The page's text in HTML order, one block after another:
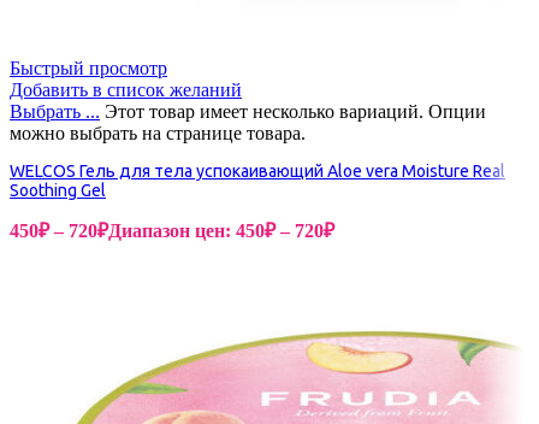
Быстрый просмотр
Добавить в список желаний
Выбрать ... Этот товар имеет несколько вариаций. Опции
можно выбрать на странице товара.
WELCOS Гель для тела успокаивающий Aloe vera Moisture Real
Soothing Gel
450₽ – 720₽Диапазон цен: 450₽ – 720₽